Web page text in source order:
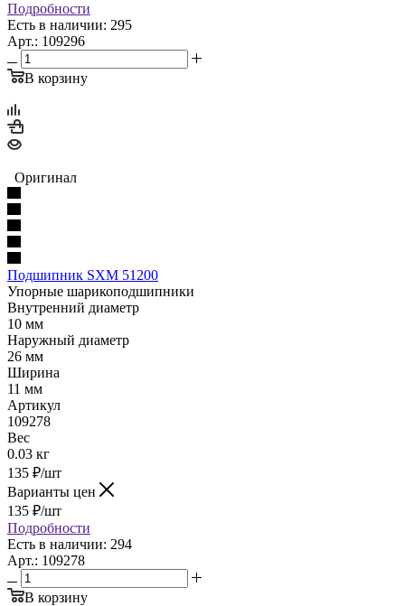
Подробности
Есть в наличии: 295
Арт.: 109296
В корзину
Оригинал
Подшипник SXM 51200
Упорные шарикоподшипники
Внутренний диаметр
10 мм
Наружный диаметр
26 мм
Ширина
11 мм
Артикул
109278
Вес
0.03 кг
135 ₽/шт
Варианты цен
135 ₽/шт
Подробности
Есть в наличии: 294
Арт.: 109278
В корзину